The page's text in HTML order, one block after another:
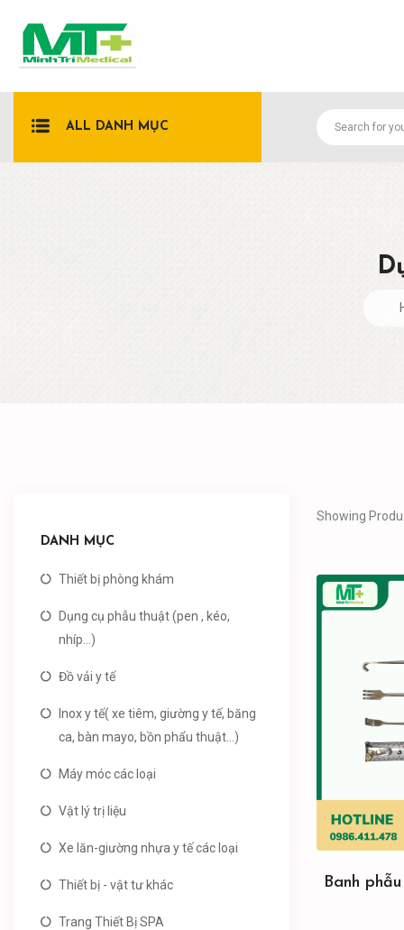
ALL DANH MỤC
DANH MỤC
Thiết bị phòng khám
Dụng cụ phẫu thuật (pen , kéo,
nhíp...)
Đồ vải y tế
Inox y tế( xe tiêm, giường y tế, băng
ca, bàn mayo, bồn phẩu thuật...)
Máy móc các loại
Vật lý trị liệu
Xe lăn-giường nhựa y tế các loại
Thiết bị - vật tư khác
Trang Thiết Bị SPA
Showing
Banh